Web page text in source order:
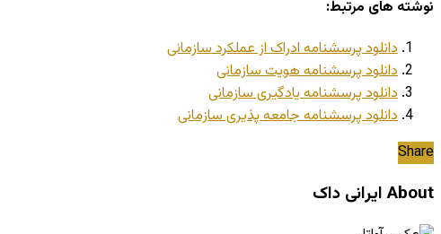
نوشته های مرتبط:
دانلود پرسشنامه ادراک از عملکرد سازمانی
دانلود پرسشنامه هویت سازمانی
دانلود پرسشنامه یادگیری سازمانی
دانلود پرسشنامه جامعه پذیری سازمانی
Share
About ایرانی داک